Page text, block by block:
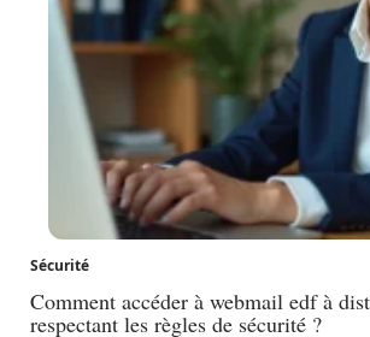
Sécurité
Comment accéder à webmail edf à
respectant les règles de sécurité ?